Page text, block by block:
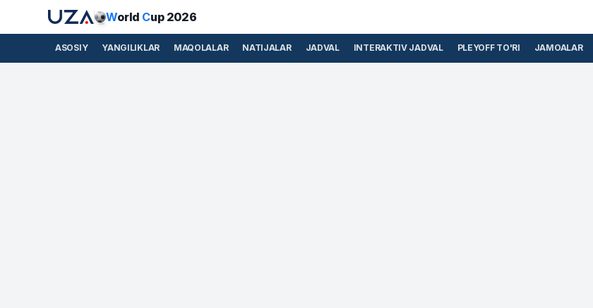
World Cup 2026
ASOSIY YANGILIKLAR MAQOLALAR NATIJALAR JADVAL INTERAKTIV JADVAL PLEYOFF TO'RI JAMOALAR